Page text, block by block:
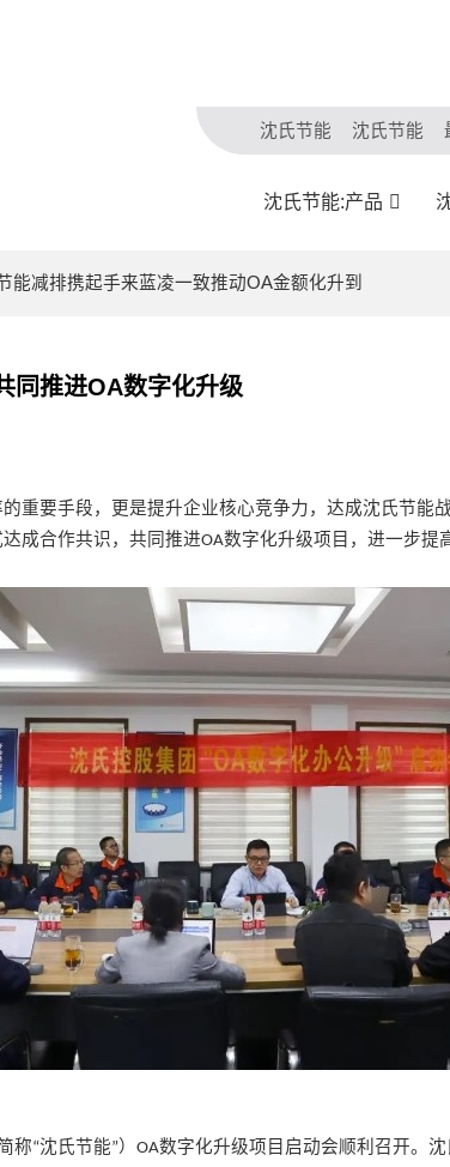
沈氏节能 沈氏节能
沈氏节能:产品
能减排携起手来蓝凌一致推动OA金额化升到
同推进OA数字化升级
重要手段，更是提升企业核心竞争力，达成沈氏节能
成合作共识， 共同推进OA数字化升级项目，进一步提
称“沈氏节能”） OA数字化升级项目启动会顺利召开。沈